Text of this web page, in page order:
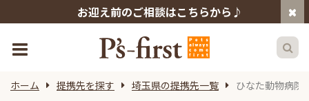
お迎え前のご相談はこちらから♪
ホーム 提携先を探す 埼玉県の提携先一覧 ひなた動物病院